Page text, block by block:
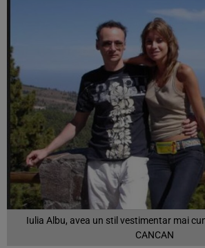
Iulia Albu, avea un stil vestimentar mai
CANCAN